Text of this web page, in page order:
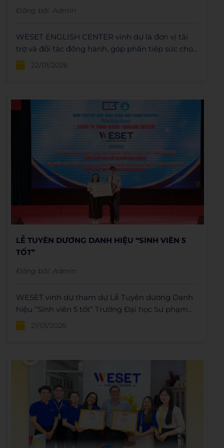
Đăng bởi: Admin
WESET ENGLISH CENTER vinh dự là đơn vị tài
trợ và đối tác đồng hành, góp phần tiếp sức cho
Chiến dịch Xuân Tình Nguyện HCM-UTE 2026
22/01/2026
LỄ TUYÊN DƯƠNG DANH HIỆU “SINH VIÊN 5
TỐT”
Đăng bởi: Admin
WESET vinh dự tham dự Lễ Tuyên dương Danh
hiệu “Sinh viên 5 tốt” Trường Đại học Sư phạm
Thành phố Hồ Chí Minh
21/01/2026